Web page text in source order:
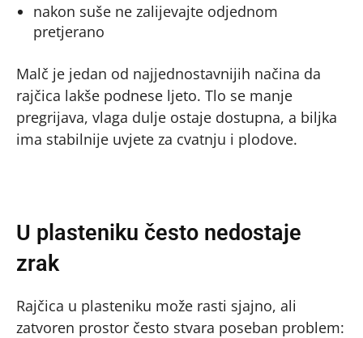
nakon suše ne zalijevajte odjednom
pretjerano
Malč je jedan od najjednostavnijih načina da
rajčica lakše podnese ljeto. Tlo se manje
pregrijava, vlaga dulje ostaje dostupna, a biljka
ima stabilnije uvjete za cvatnju i plodove.
U plasteniku često nedostaje
zrak
Rajčica u plasteniku može rasti sjajno, ali
zatvoren prostor često stvara poseban problem: